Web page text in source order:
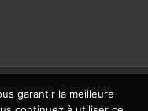
réservés | Propulsé
par
garantir la meilleure